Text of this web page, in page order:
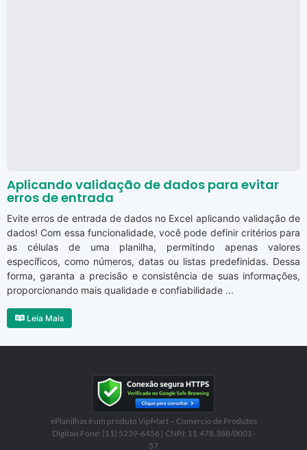
Aplicando validação de dados para evitar
erros de entrada
Evite erros de entrada de dados no Excel aplicando validação de
dados! Com essa funcionalidade, você pode definir critérios para
as células de uma planilha, permitindo apenas valores
específicos, como números, datas ou listas predefinidas. Dessa
forma, garanta a precisão e consistência de suas informações,
proporcionando mais qualidade e confiabilidade ...
Leia Mais
ePlanilhas é um produto VipMart – Comercio de Produtos
Digitais Fone: (11) 5239-6456 | CNPJ: 11.478.388/0001-
57